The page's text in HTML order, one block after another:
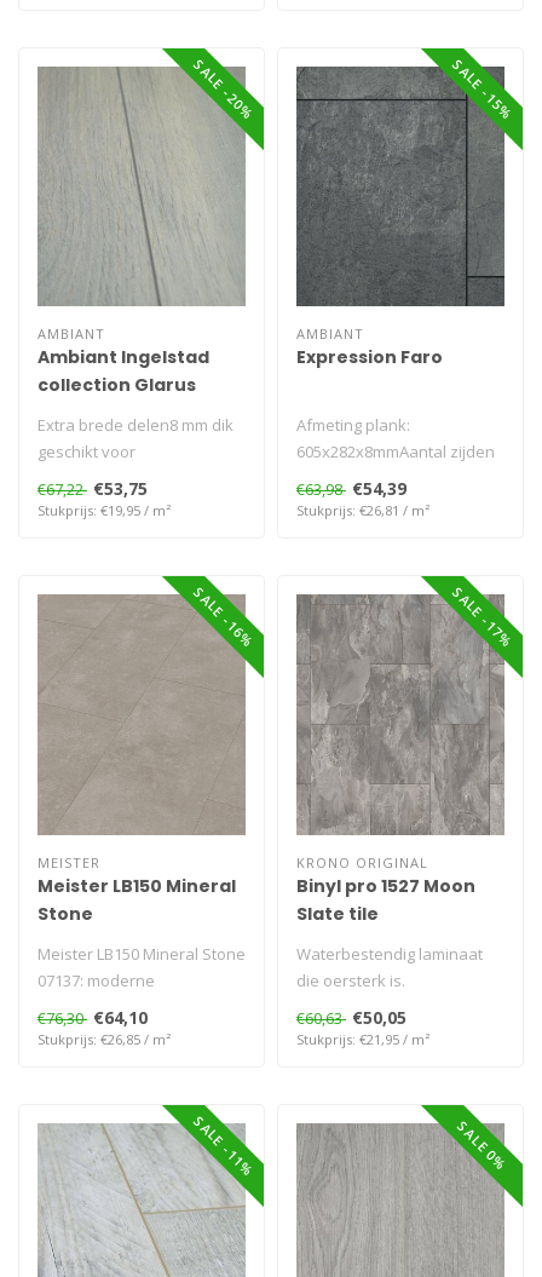
SALE -20%
AMBIANT
Ambiant Ingelstad
collection Glarus
Extra brede delen8 mm dik
geschikt voor
vloerverwarming
€67,22 €53,75
Stukprijs: €19,95 / m²
SALE -15%
AMBIANT
Expression Faro
Afmeting plank:
605x282x8mmAantal zijden
V-groef: 4VGarantie
Woongebruik (jaren)..
€63,98 €54,39
Stukprijs: €26,81 / m²
SALE -16%
MEISTER
Meister LB150 Mineral
Stone
Meister LB150 Mineral Stone
07137: moderne
laminaatvloer met
realistische steenl..
€76,30 €64,10
Stukprijs: €26,85 / m²
SALE -17%
KRONO ORIGINAL
Binyl pro 1527 Moon
Slate tile
Waterbestendig laminaat
die oersterk is.
€60,63 €50,05
Stukprijs: €21,95 / m²
SALE -11% SALE 0%